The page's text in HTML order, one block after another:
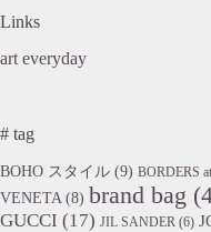
Links
art everyday
# tag
BOHO スタイル (9) BORDERS
VENETA(8) brand bag
GUCCI (17) JIL SANDER (6)